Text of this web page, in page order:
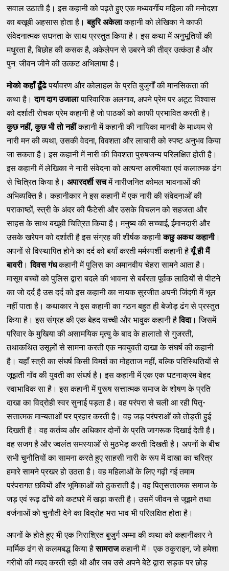
सवाल उठाती है। इस कहानी को पढ़ते हुए एक मध्यवर्गीय महिला की मनोदशा
का बखूबी अहसास होता है।बहुरि अकेलाकहानी को लेखिका ने काफी
संवेदनात्मक सघनता के साथ प्रस्तुत किया है। इस कथा में अनुभूतियों की
मधुरता है, बिछोह की कसक है, अकेलेपन से उबरने की तीव्र उत्कंठा है और
पुन: जीवन जीने की उत्कट अभिलाषा है।
मोको कहाँ ढूँढे पर्यावरण और कोलाहल के प्रति बुजुर्गों की मानसिकता की
कथा है।दाग दाग उजाला पारिवारिक अलगाव, अपने प्रेम पर अटूट विश्वास
को दर्शाती रोचक प्रेम कहानी है जो पाठकों को काफी प्रभावित करती है।
कुछ नहीं,कुछ भी तो नहींकहानी में कहानी की नायिका मानवी के माध्यम से
नारी मन की व्यथा, उसकी वेदना, विवशता और लाचारी को स्पष्ट अनुभव किया
जा सकता है। इस कहानी में नारी की विवशता पुरुषजन्य परिलक्षित होती है।
इस कहानी में लेखिका ने नारी संवेदना को अत्यन्त आत्मीयता एवं कलात्मक ढंग
से चित्रित किया है।अपारदर्शी सच में नारीजनित कोमल भावनाओं की
अभिव्यक्ति है। कहानीकार ने इस कहानी में एक नारी की संवेदनाओं की
पराकाष्ठों, स्त्री के अंदर की फैंटेसी और उसके विचलन को सहजता और
साहस के साथ बखूबी चित्रित किया है। मनुष्य की सच्चाई, ईमानदारी और
उसके खरेपन को दर्शाती है इस संग्रह की शीर्षक कहानीकछु अकथ कहानी।
अपनों से विस्थापित होने का दर्द को बयाँ करती मर्मस्पर्शी कहानी हैयूँ ही मैं
बावरी। दिवस गंध कहानी में पुलिस का अमानवीय चेहरा सामने आता है।
मासूम बच्चों को पुलिस द्वारा बदले की भावना से बर्बरता पूर्वक लाठियों से पीटने
का जो दर्द है उस दर्द को इस कहानी का नायक सुरजीत अपनी जिंदगी में भूल
नहीं पाता है। कथाकार ने इस कहानी का गठन बहुत ही बेजोड़ ढंग से प्रस्तुत
किया है। इस संग्रह की एक बेहद सच्ची और भावुक कहानी हैविदा। जिसमें
परिवार के मुखिया की असामयिक मृत्यु के बाद के हालातो से गुजरती,
तथाकथित उसूलों से सामना करती एक नवयुवती दाखा के संघर्ष की कहानी
है। यहाँ स्त्री का संघर्ष किसी विमर्श का मोहताज नहीं, बल्कि परिस्थितियों से
जूझती गाँव की युवती का संघर्ष है। इस कहानी में एक एक घटनाक्रम बेहद
स्वाभाविक सा है। इस कहानी में पुरूष सत्तात्मक समाज के शोषण के प्रति
दाखा का विद्रोही स्वर सुनाई पड़ता है। वह परंपरा से चली आ रही पितृ-
सत्तात्मक मान्यताओं पर प्रहार करती है। वह जड़ परंपराओं को तोड़ती हुई
दिखती है। वह कर्तव्य और अधिकार दोनों के प्रति जागरूक दिखाई देती है।
वह सजग है और ज्वलंत समस्याओं से मुठभेड़ करती दिखती है। अपनों के बीच
सभी चुनौतियों का सामना करते हुए साहसी नारी के रूप में दाखा का चरित्र
हमारे सामने प्रखर हो उठता है। वह महिलाओं के लिए गढ़ी गई तमाम
परंपरागत छवियों और भूमिकाओं को ठुकराती है। वह पितृसत्तात्मक समाज के
जड़ एवं रूढ़ ढाँचे को कटघरे में खड़ा करती है। उसमें जीवन से जूझने तथा
वर्जनाओं को चुनौती देने का विद्रोह भरा भाव भी परिलक्षित होता है।
अपनों के होते हुए भी एक निराश्रित बुजुर्ग अम्मा की व्यथा को कहानीकार ने
मार्मिक ढंग से कलमबद्ध किया हैसामराजकहानी में। एक ठकुराइन, जो हमेशा
गरीबों की मदद करती रही थी और जब उसे अपने बेटे द्वारा सड़क पर छोड़